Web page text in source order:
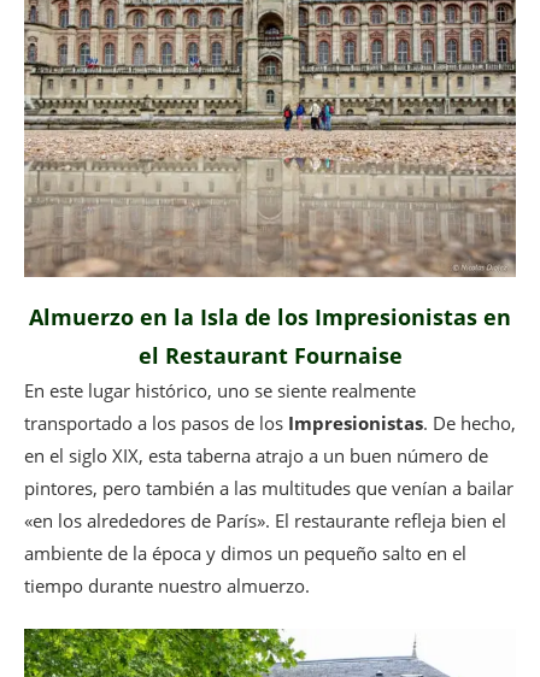
Almuerzo en la Isla de los Impresionistas en
el Restaurant Fournaise
En este lugar histórico, uno se siente realmente
transportado a los pasos de los Impresionistas. De hecho,
en el siglo XIX, esta taberna atrajo a un buen número de
pintores, pero también a las multitudes que venían a bailar
«en los alrededores de París». El restaurante refleja bien el
ambiente de la época y dimos un pequeño salto en el
tiempo durante nuestro almuerzo.